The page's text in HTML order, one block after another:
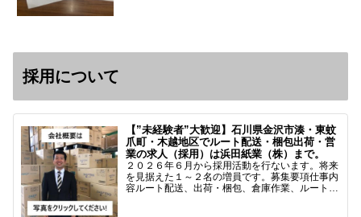
採用について
【”未経験者”大歓迎】石川県金沢市湊・東蚊
爪町・木越地区でルート配送・梱包出荷・営
業の求人（採用）は浜田紙業（株）まで。
２０２６年６月から採用活動を行ないます。将来
を見据えた１～２名の増員です。募集要項仕事内
容ルート配送、出荷・梱包、倉庫作業、ルート営